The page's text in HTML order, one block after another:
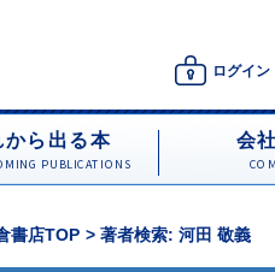
ログイン
から出る本
PUBLICATIONS
会
書店TOP 著者検索: 河田 敬義